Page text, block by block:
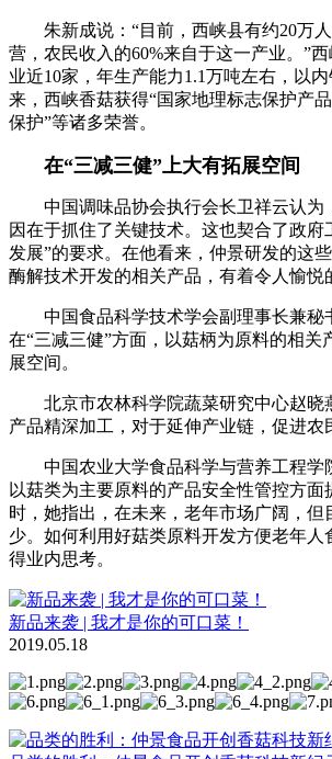
朱新成说：“目前，西峡县有约20万人
营，农民收入的60%来自于这一产业。”
业近10家，年生产能力1.1万吨左右，以
来，西峡香菇获得“国家地理标志保护产
保护”等诸多荣誉。
在“三减三健”上大有拓展空间
中国调味品协会执行会长卫祥云认为
因在于抓住了关键技术。这也契合了政府
发展”的要求。在他看来，仲景研发的这
酶解技术开发的相关产品，有着令人愉悦
中国食品科学技术学会副理事长兼秘
在“三减三健”方面，以菇柄为原料的相关
展空间。
北京市农林科学院蔬菜研究中心赵晓
产品精深加工，对于延伸产业链，促进农
中国农业大学食品科学与营养工程学
以菇类为主要原料的产品安全性管控方面
时，她指出，在未来，老年市场广阔，但
少。如何利用好菇类原料开发方便老年人
得业内思考。
新品来袭 | 我才是你的可口菜！
2019.05.18